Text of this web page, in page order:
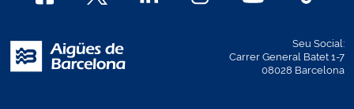
Seu Social:
Carrer General Batet 1-7
08028 Barcelona